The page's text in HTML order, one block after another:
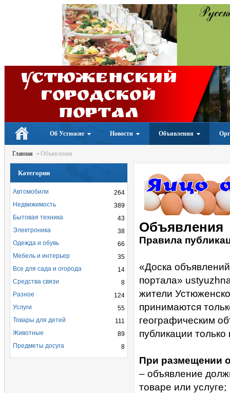
Устюженский
Городской
портал
Об Устюжне Новости Объявления
Главная Объявления
Объявления
Правила
«Доска
портала»
жители
принимаются
географическим
публикации
При размещении
– объявление
товаре или услуге;
Категории
264
Автомобили
389
Недвижимость
43
Бытовая техника
38
Электроника
66
Одежда и обувь
35
Мебель и интерьер
14
Все для сада и огорода
8
Средства связи
124
Разное
55
Услуги
111
Товары для детей
89
Животные
8
Предметы досуга